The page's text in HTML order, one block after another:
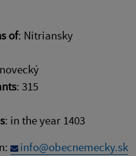
of: Nitriansky
: 315
: in the year 1403
info@obecnemecky.sk